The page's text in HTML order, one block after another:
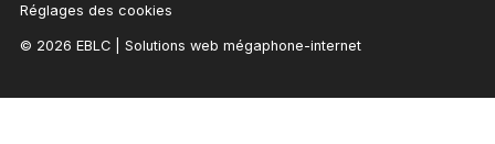
Réglages des cookies
© 2026 EBLC| Solutions web mégaphone-internet